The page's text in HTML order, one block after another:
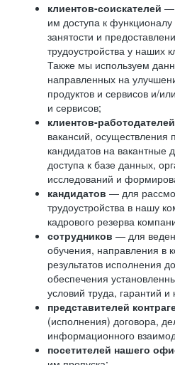
клиентов-соискателей —
им доступа к
занятости и
трудоустройства у наших
Также мы используем
направленных на
продуктов и сервисов и/
и сервисов;
клиентов-работодателей
вакансий, осуществления
кандидатов на вакантные
доступа к базе данных,
исследований и
кандидатов — для
трудоустройства в нашу
кадрового резерва
сотрудников — для
обучения, направления в
результатов исполнения
обеспечения
условий труда, гарантий
представителей
(исполнения) договора,
информационного
посетителей нашего